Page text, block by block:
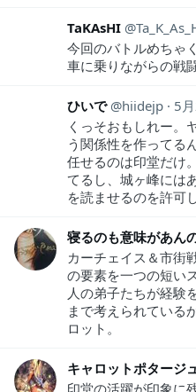
TaKAsHI
今回のバトルめちゃ
車に乗りながらの戦
ひいで hiidejp
5
くっそおもしれー。
う関係性を作ってる
任せるのは印堂だけ
てるし、城ヶ峰には
を読ませるのを許可
寝るのも意味があん
カーチェイス＆市街
の要素を一つの短い
人の弟子たちが経験
まで考えられている
ロット。
キャロットポタージ